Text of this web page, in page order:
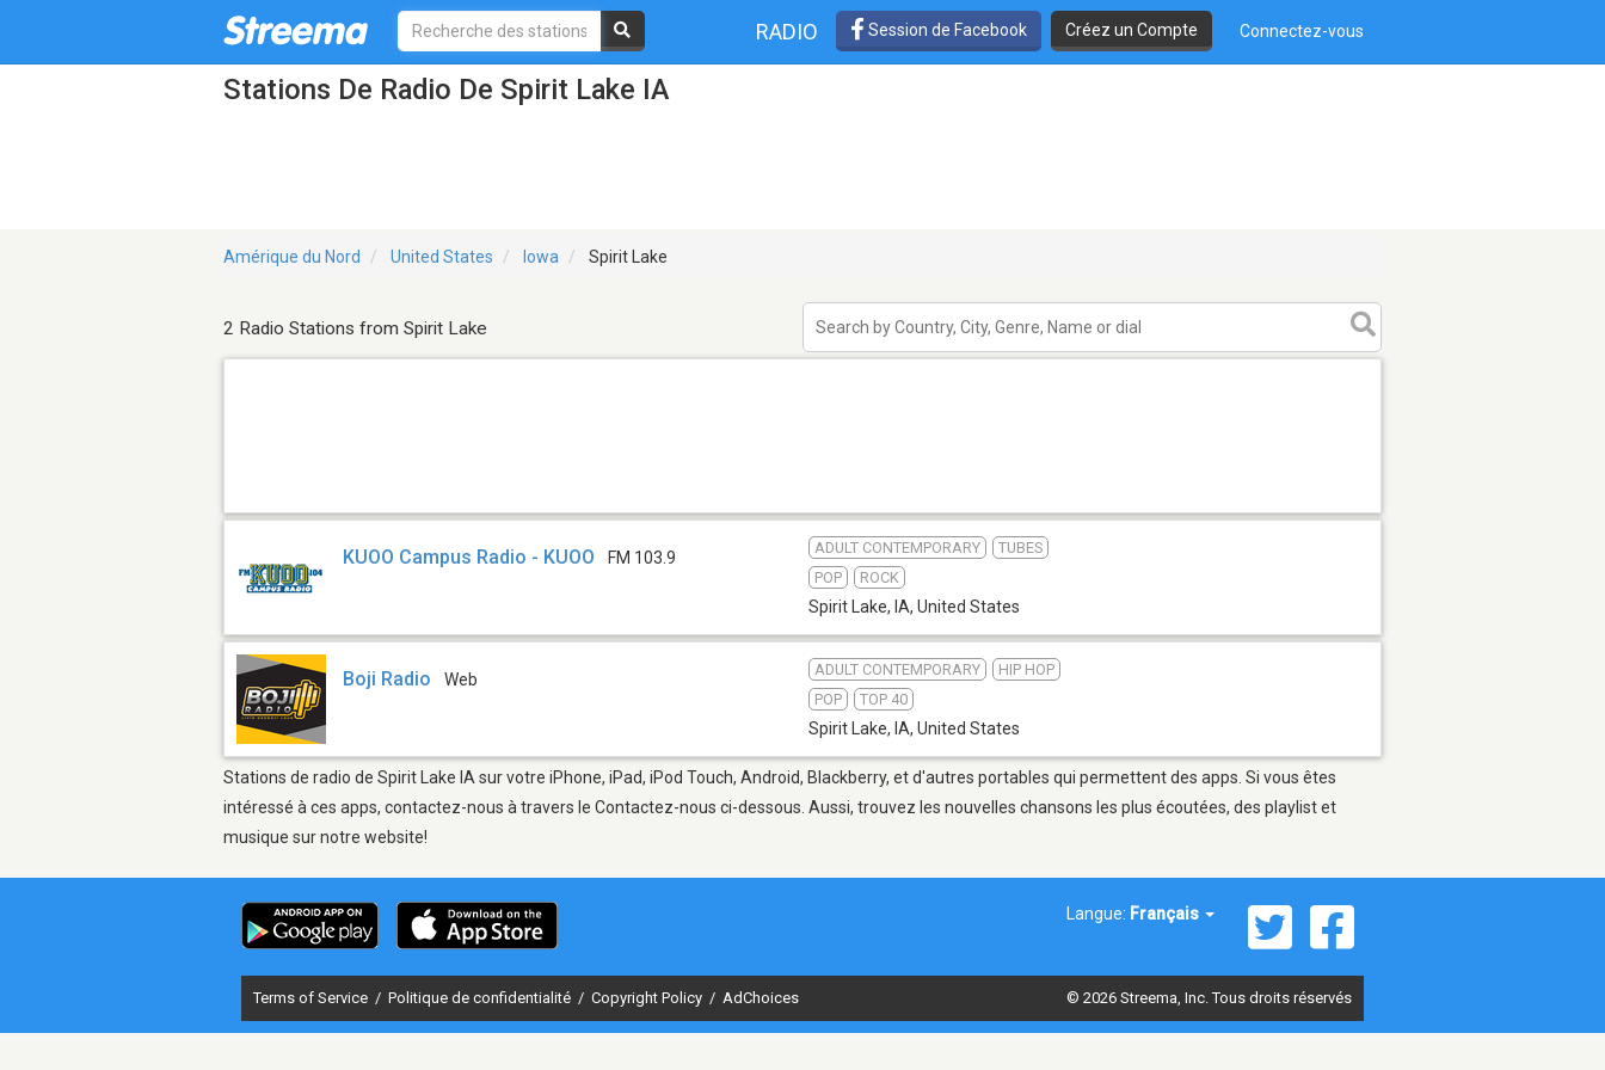
RADIO Session de Facebook Créez un Compte Connectez-vous
Stations De Radio De Spirit Lake IA
Amérique du Nord United States Iowa Spirit Lake
2 Radio Stations from Spirit Lake
KUOO Campus Radio - KUOO FM 103.9
ADULT CONTEMPORARY
TUBES
POP
ROCK
Spirit Lake, IA, United States
Boji Radio Web
ADULT CONTEMPORARY
HIP HOP
POP
TOP 40
Spirit Lake, IA, United States
Stations de radio de Spirit Lake IA sur votre iPhone, iPad, iPod Touch, Android, Blackberry, et d'autres portables qui permettent des apps. Si vous êtes
intéressé à ces apps, contactez-nous à travers le Contactez-nous ci-dessous. Aussi, trouvez les nouvelles chansons les plus écoutées, des playlist et
musique sur notre website!
Langue: Français
Terms of Service / Politique de confidentialité / Copyright Policy / AdChoices © 2026 Streema, Inc. Tous droits réservés